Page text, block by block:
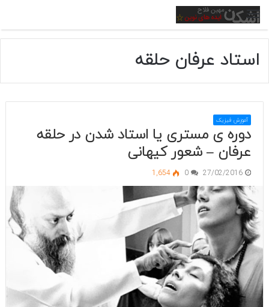
منو
استاد عرفان حلقه
آموزش فیزیک
دوره ی مستری یا استاد شدن در حلقه
عرفان – شعور کیهانی
27/02/2016
0
1,654